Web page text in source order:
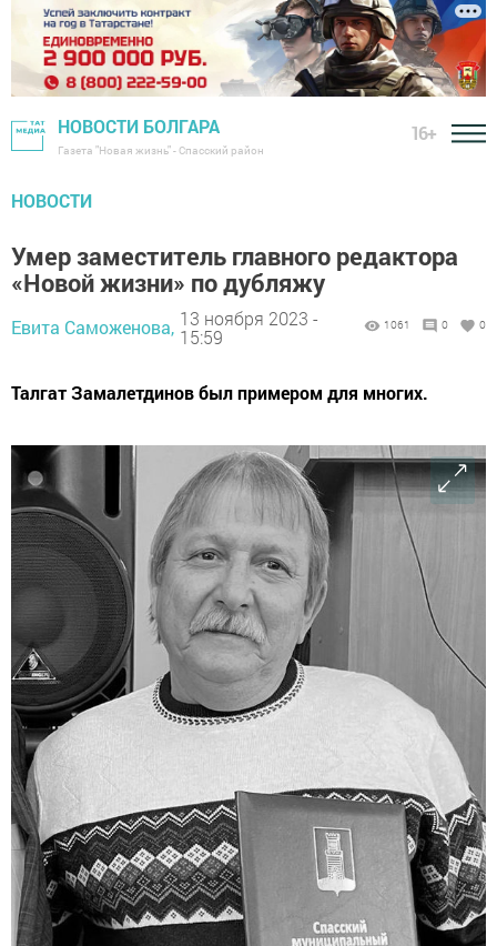
НОВОСТИ БОЛГАРА
Газета "Новая жизнь" - Спасский район
16+
НОВОСТИ
Умер заместитель главного редактора
«Новой жизни» по дубляжу
Евита Саможенова, 13 ноября 2023 -
15:59
1061 0 0
Талгат Замалетдинов был примером для многих.